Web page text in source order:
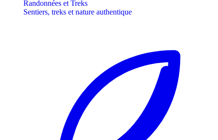
Randonnées et Treks
Sentiers, treks et nature authentique